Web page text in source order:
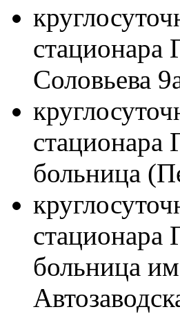
Соловьева
стационара
больница
стационара
больница